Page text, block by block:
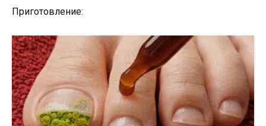
Приготовление: